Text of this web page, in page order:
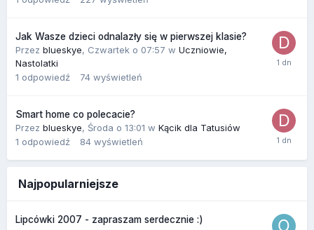
Jak Wasze dzieci odnalazły się w pierwszej klasie?
Przez blueskye, Czwartek o 07:57 w Uczniowie,
Nastolatki
1 odpowiedź 74 wyświetleń
Smart home co polecacie?
Przez blueskye, Środa o 13:01 w Kącik dla Tatusiów
1 odpowiedź 84 wyświetleń
Najpopularniejsze
Lipcówki 2007 - zapraszam serdecznie :)